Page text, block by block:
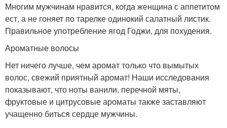
Многим мужчинам нравится, когда женщина с аппетитом
ест, а не гоняет по тарелке одинокий салатный листик.
Правильное употребление ягод Годжи, для похудения.
Ароматные волосы
Нет ничего лучше, чем аромат только что вымытых
волос, свежий приятный аромат! Наши исследования
показывают, что ноты ванили, перечной мяты,
фруктовые и цитрусовые ароматы также заставляют
учащенно биться сердце мужчины.